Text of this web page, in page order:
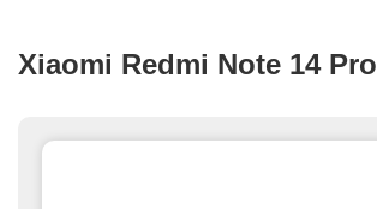
Xiaomi Redmi Note 14 Pro